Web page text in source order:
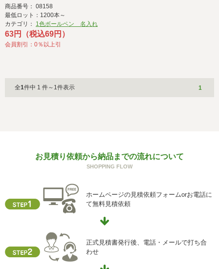
商品番号： 08158
最低ロット：1200本～
カテゴリ： 1色ボールペン 名入れ
63円（税込69円）
会員割引：0％以上引
全1件中 1 件～1件表示 1
お見積り依頼から納品までの流れについて
SHOPPING FLOW
ホームページの見積依頼フォームorお電話に
て無料見積依頼
正式見積書発行後、電話・メールで打ち合
わせ